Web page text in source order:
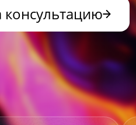
консультацию